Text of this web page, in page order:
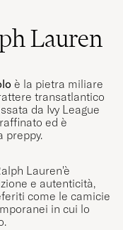
Lauren
è la pietra miliare
transatlantico
da Ivy League
ed è
preppy.
Lauren'è
e autenticità,
come le camicie
in cui lo